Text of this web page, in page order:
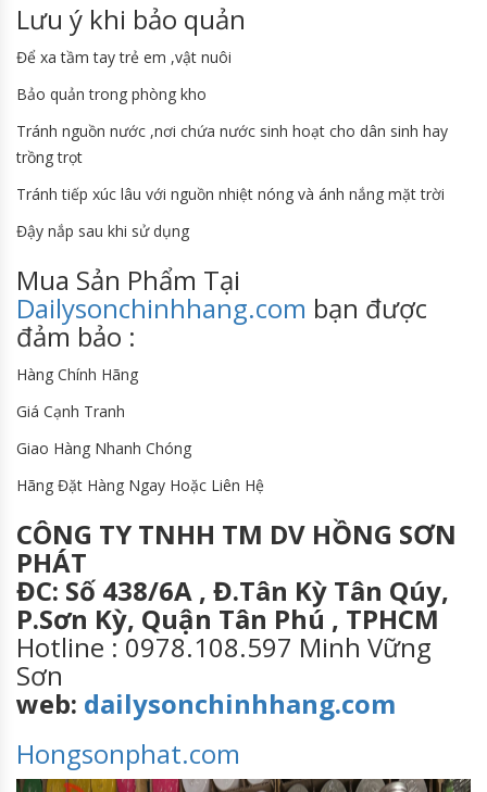
Lưu ý khi bảo quản
Để xa tầm tay trẻ em ,vật nuôi
Bảo quản trong phòng kho
Tránh nguồn nước ,nơi chứa nước sinh hoạt cho dân sinh hay
trồng trọt
Tránh tiếp xúc lâu với nguồn nhiệt nóng và ánh nắng mặt trời
Đậy nắp sau khi sử dụng
Mua Sản Phẩm Tại
Dailysonchinhhang.com bạn được
đảm bảo :
Hàng Chính Hãng
Giá Cạnh Tranh
Giao Hàng Nhanh Chóng
Hãng Đặt Hàng Ngay Hoặc Liên Hệ
CÔNG TY TNHH TM DV HỒNG SƠN
PHÁT
ĐC: Số 438/6A , Đ.Tân Kỳ Tân Qúy,
P.Sơn Kỳ, Quận Tân Phú , TPHCM
Hotline : 0978.108.597 Minh Vững
Sơn
web: dailysonchinhhang.com
Hongsonphat.com